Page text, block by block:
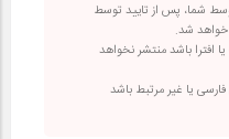
شما، پس از تایید توسط
خواهد شد.
افترا باشد منتشر نخواهد
فارسی یا غیر مرتبط باشد